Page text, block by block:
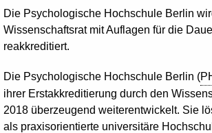
Die Psychologische Hochschule Berlin
Wissenschaftsrat mit Auflagen für die
reakkreditiert.
Die Psychologische Hochschule Berlin (
ihrer Erstakkreditierung durch den
2018 überzeugend weiterentwickelt. Sie
als praxisorientierte universitäre